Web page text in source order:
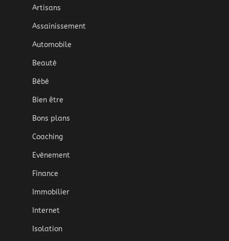
Artisans
Assainissement
Automobile
Beauté
Bébé
Bien être
Bons plans
Coaching
Evènement
Finance
Immobilier
Internet
Isolation